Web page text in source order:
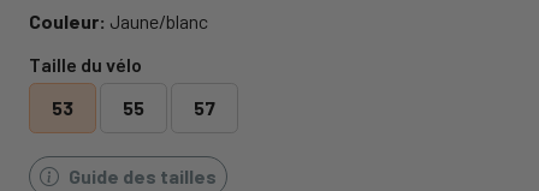
Couleur: Jaune/blanc
Taille du vélo
53
55 57
Guide des tailles